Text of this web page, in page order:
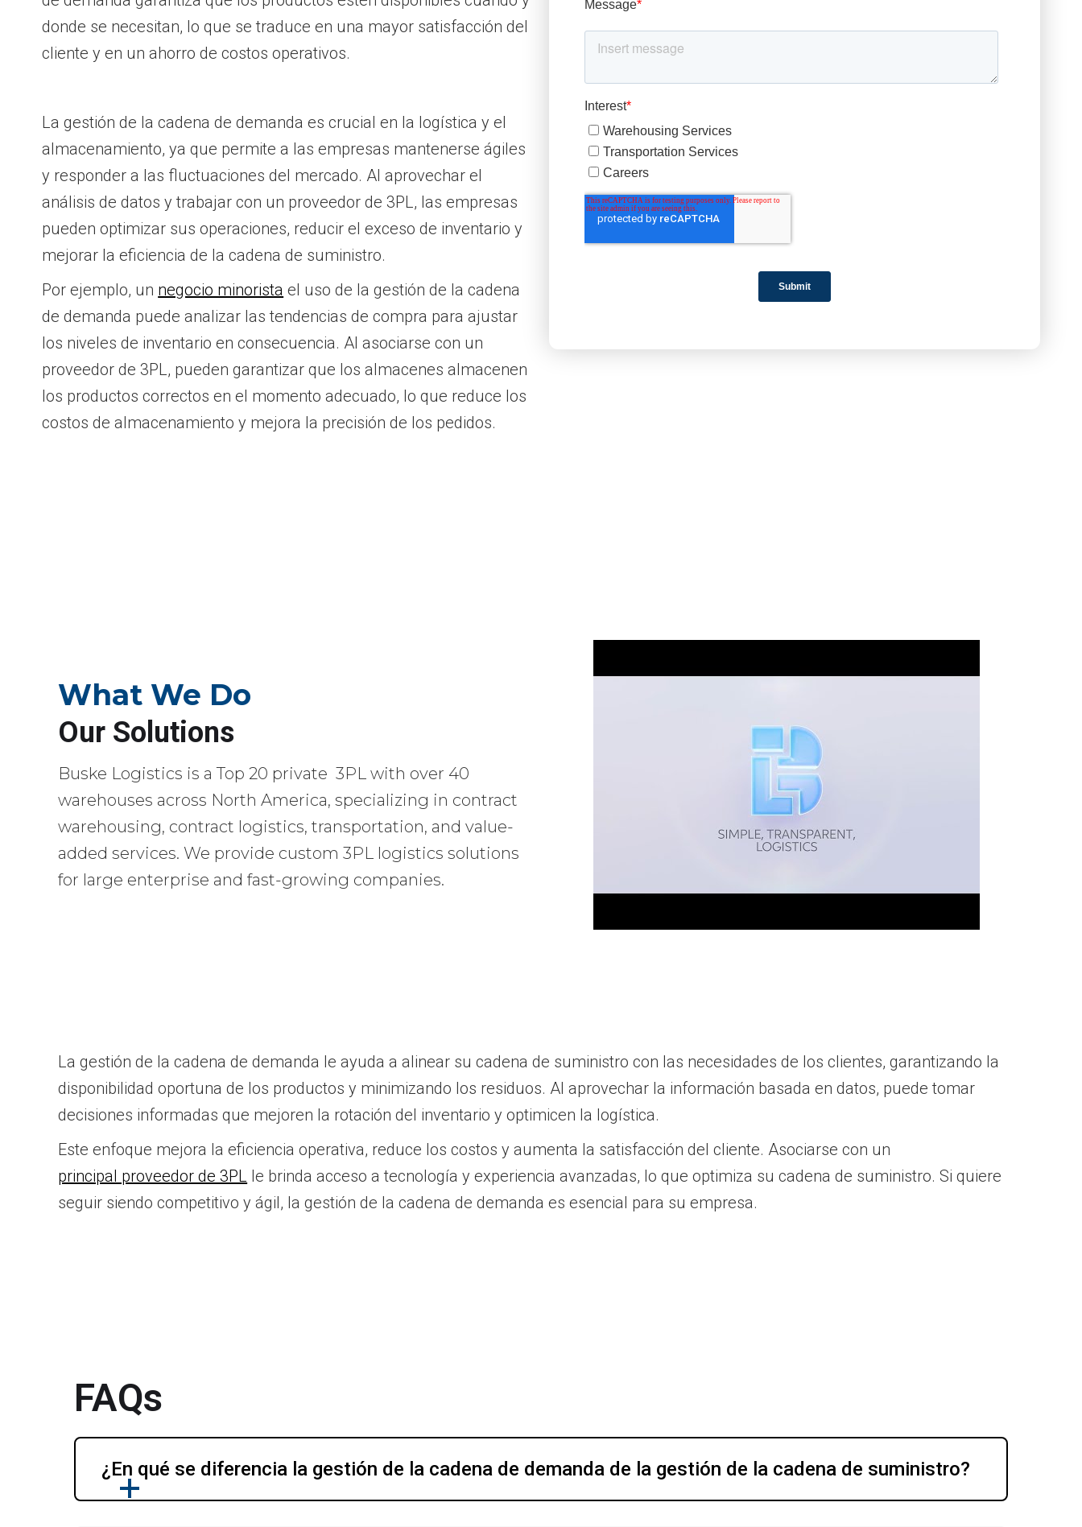
donde se necesitan, lo que se traduce en una mayor satisfacción del
cliente y en un ahorro de costos operativos.
La gestión de la cadena de demanda es crucial en la logística y el
almacenamiento, ya que permite a las empresas mantenerse ágiles
y responder a las fluctuaciones del mercado. Al aprovechar el
análisis de datos y trabajar con un proveedor de 3PL, las empresas
pueden optimizar sus operaciones, reducir el exceso de inventario y
mejorar la eficiencia de la cadena de suministro.
Por ejemplo, un negocio minorista el uso de la gestión de la cadena
de demanda puede analizar las tendencias de compra para ajustar
los niveles de inventario en consecuencia. Al asociarse con un
proveedor de 3PL, pueden garantizar que los almacenes almacenen
los productos correctos en el momento adecuado, lo que reduce los
costos de almacenamiento y mejora la precisión de los pedidos.
What We Do
Our Solutions
Buske Logistics is a Top 20 private 3PL with over 40
warehouses across North America, specializing in contract
warehousing, contract logistics, transportation, and value-
added services. We provide custom 3PL logistics solutions
for large enterprise and fast-growing companies.
La gestión de la cadena de demanda le ayuda a alinear su cadena de suministro con las necesidades de los clientes, garantizando la
disponibilidad oportuna de los productos y minimizando los residuos. Al aprovechar la información basada en datos, puede tomar
decisiones informadas que mejoren la rotación del inventario y optimicen la logística.
Este enfoque mejora la eficiencia operativa, reduce los costos y aumenta la satisfacción del cliente. Asociarse con un
principal proveedor de 3PL le brinda acceso a tecnología y experiencia avanzadas, lo que optimiza su cadena de suministro. Si quiere
seguir siendo competitivo y ágil, la gestión de la cadena de demanda es esencial para su empresa.
FAQs
¿En qué se diferencia la gestión de la cadena de demanda de la gestión de la cadena de suministro?